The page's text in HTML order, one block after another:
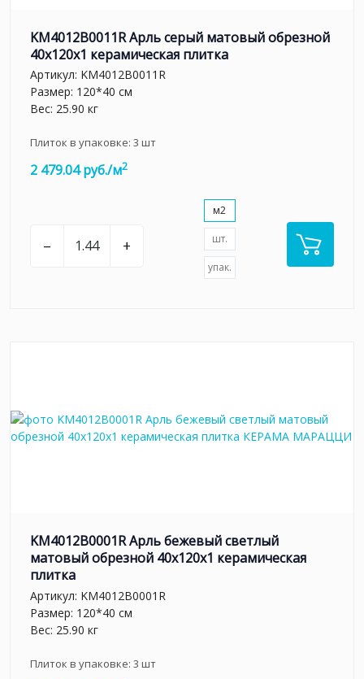
KM4012B0011R Арль серый матовый обрезной
40x120x1 керамическая плитка
Артикул: KM4012B0011R
Размер: 120*40 см
Вес: 25.90 кг
Плиток в упаковке: 3 шт
2 479.04 руб./м2
– +
м2
шт.
упак.
KM4012B0001R Арль бежевый светлый
матовый обрезной 40x120x1 керамическая
плитка
Артикул: KM4012B0001R
Размер: 120*40 см
Вес: 25.90 кг
Плиток в упаковке: 3 шт